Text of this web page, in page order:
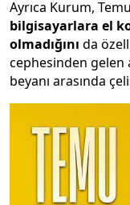
Ayrıca Kurum,
bilgisayarlara el
olmadığını da
cephesinden gelen
beyanı arasında